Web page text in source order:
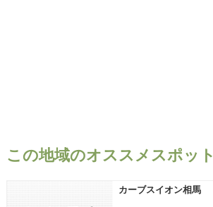
この地域のオススメスポット
カーブスイオン相馬